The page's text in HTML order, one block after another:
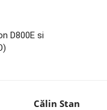
D800E si
Călin Stan